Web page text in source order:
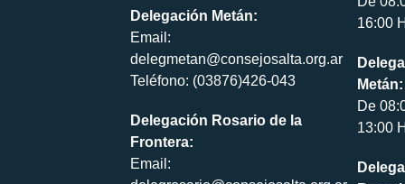
Delegación Metán:
Email:
delegmetan@consejosalta.org.ar
Teléfono: (03876)426-043
Delegación Rosario de la
Frontera:
Email:
16:00
Metán:
De
13:00